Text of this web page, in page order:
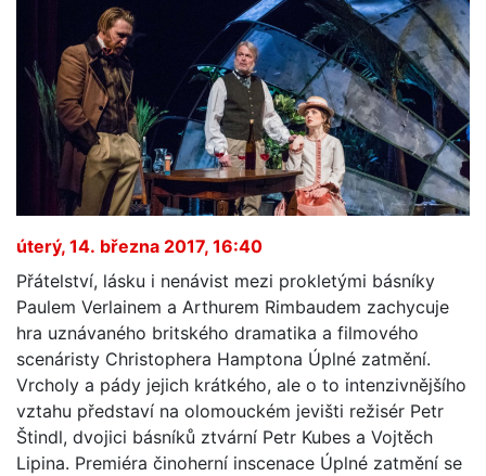
úterý, 14. března 2017, 16:40
Přátelství, lásku i nenávist mezi prokletými básníky
Paulem Verlainem a Arthurem Rimbaudem zachycuje
hra uznávaného britského dramatika a filmového
scenáristy Christophera Hamptona Úplné zatmění.
Vrcholy a pády jejich krátkého, ale o to intenzivnějšího
vztahu představí na olomouckém jevišti režisér Petr
Štindl, dvojici básníků ztvární Petr Kubes a Vojtěch
Lipina. Premiéra činoherní inscenace Úplné zatmění se